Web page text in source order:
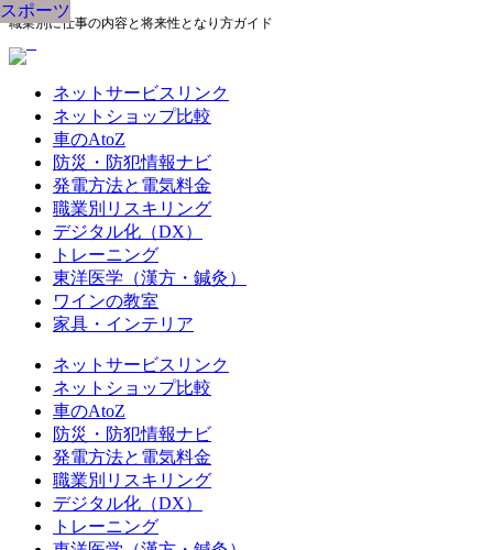
職業別に仕事の内容と将来性となり方ガイド
ネットサービスリンク
ネットショップ比較
車のAtoZ
防災・防犯情報ナビ
発電方法と電気料金
職業別リスキリング
デジタル化（DX）
トレーニング
東洋医学（漢方・鍼灸）
ワインの教室
家具・インテリア
ネットサービスリンク
ネットショップ比較
車のAtoZ
防災・防犯情報ナビ
発電方法と電気料金
職業別リスキリング
デジタル化（DX）
トレーニング
スポーツ
スポーツ
スポーツ
スポーツ
スポーツ
スポーツ
スポーツ
スポーツ
スポーツ